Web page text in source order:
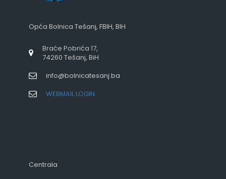
Opća Bolnica Tešanj, FBIH, BIH
Braće Pobrića 17,
74260 Tešanj, BiH
info@bolnicatesanj.ba
WEBMAIL LOGIN
Centrala